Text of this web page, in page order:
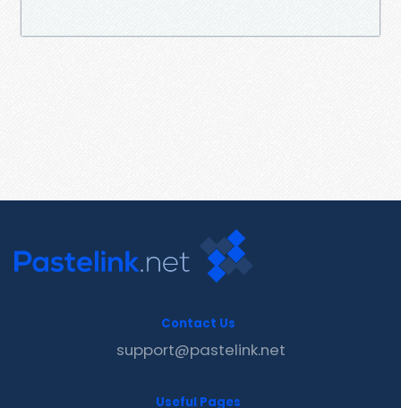
Contact Us
support@pastelink.net
Useful Pages